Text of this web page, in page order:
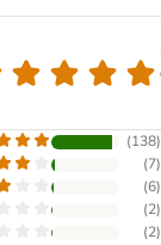
(138)
(7)
(6)
(2)
(2)